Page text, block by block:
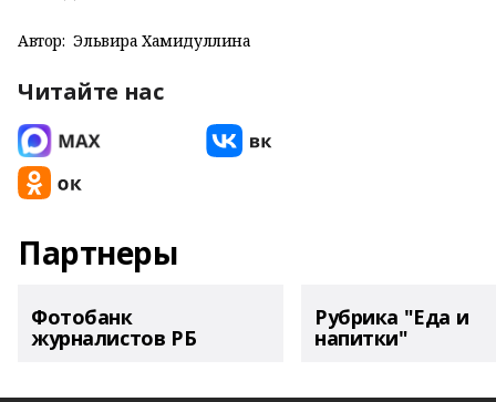
Автор: Эльвира Хамидуллина
Читайте нас
Партнеры
Фотобанк
журналистов РБ
Рубрика "Еда и
напитки"